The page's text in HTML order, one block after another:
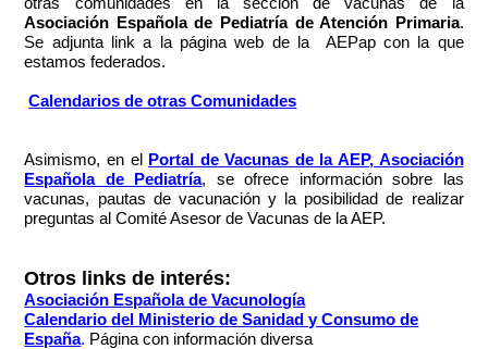
Asociación Española de Pediatría de Atención Primaria.
Se adjunta link a la página web de la AEPap con la que
estamos federados.
Calendarios de otras Comunidades
Asimismo, en el Portal de Vacunas de la AEP, Asociación
Española de Pediatría, se ofrece información sobre las
vacunas, pautas de vacunación y la posibilidad de realizar
preguntas al Comité Asesor de Vacunas de la AEP.
Otros links de interés:
Asociación Española de Vacunología
Calendario del Ministerio de Sanidad y Consumo de
España. Página con información diversa